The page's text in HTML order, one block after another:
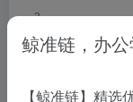
鲸准链，办
【鲸准链】精